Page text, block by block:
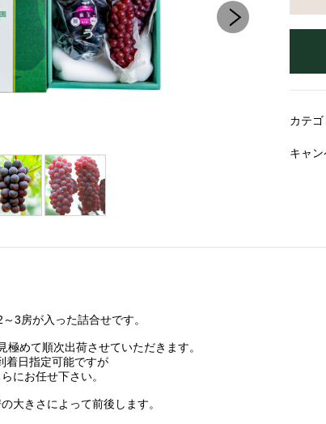
カテゴ
キャ
3房が入った詰合せです。
極めて順次出荷させていただきます。
着日指定可能ですが
にお任せ下さい。
大きさによって前後します。